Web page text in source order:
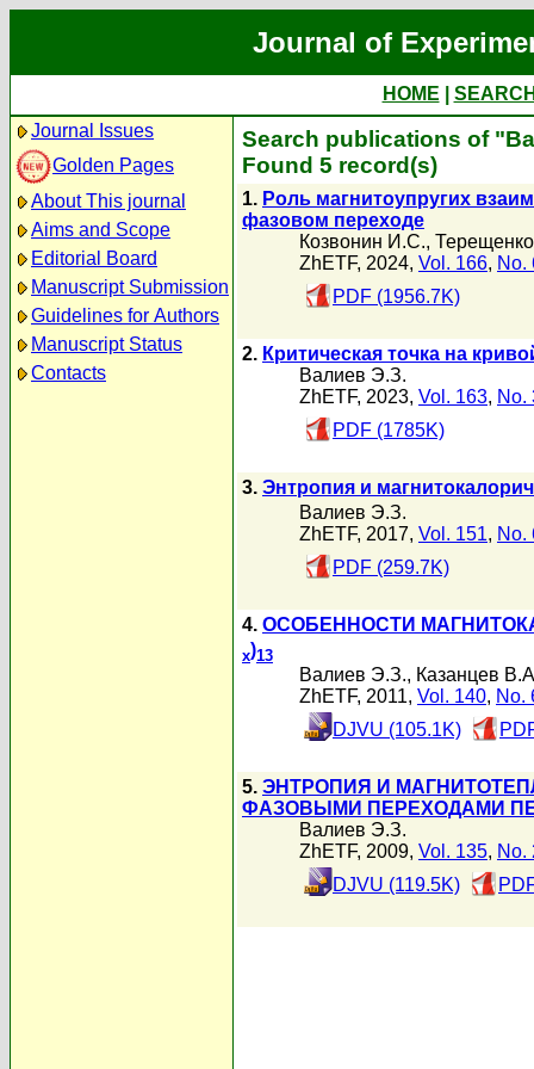
Journal of
HOME
Journal Issues
Golden Pages
About This journal
Aims and Scope
Editorial Board
Manuscript Submission
Guidelines for Authors
Manuscript Status
Contacts
Search publications of
Found 5 record(s)
1. Роль магнитоупругих
фазовом переходе
Козвонин И.С.,
ZhETF, 2024, Vol. 166, No.
PDF (1956.7K)
2. Критическая точка на
Валиев Э.З.
ZhETF, 2023, Vol. 163, No.
PDF (1785K)
3. Энтропия и
Валиев Э.З.
ZhETF, 2017, Vol. 151, No.
PDF (259.7K)
4. ОСОБЕННОСТИ
x)13
Валиев Э.З., Казанцев
ZhETF, 2011, Vol. 140, No.
DJVU (105.1K)
5. ЭНТРОПИЯ И
ФАЗОВЫМИ ПЕРЕХОДАМИ
Валиев Э.З.
ZhETF, 2009, Vol. 135, No.
DJVU (119.5K)